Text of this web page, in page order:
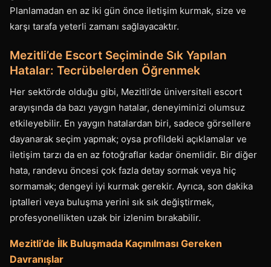
Planlamadan en az iki gün önce iletişim kurmak, size ve
karşı tarafa yeterli zamanı sağlayacaktır.
Mezitli’de Escort Seçiminde Sık Yapılan
Hatalar: Tecrübelerden Öğrenmek
Her sektörde olduğu gibi, Mezitli’de üniversiteli escort
arayışında da bazı yaygın hatalar, deneyiminizi olumsuz
etkileyebilir. En yaygın hatalardan biri, sadece görsellere
dayanarak seçim yapmak; oysa profildeki açıklamalar ve
iletişim tarzı da en az fotoğraflar kadar önemlidir. Bir diğer
hata, randevu öncesi çok fazla detay sormak veya hiç
sormamak; dengeyi iyi kurmak gerekir. Ayrıca, son dakika
iptalleri veya buluşma yerini sık sık değiştirmek,
profesyonellikten uzak bir izlenim bırakabilir.
Mezitli’de İlk Buluşmada Kaçınılması Gereken
Davranışlar